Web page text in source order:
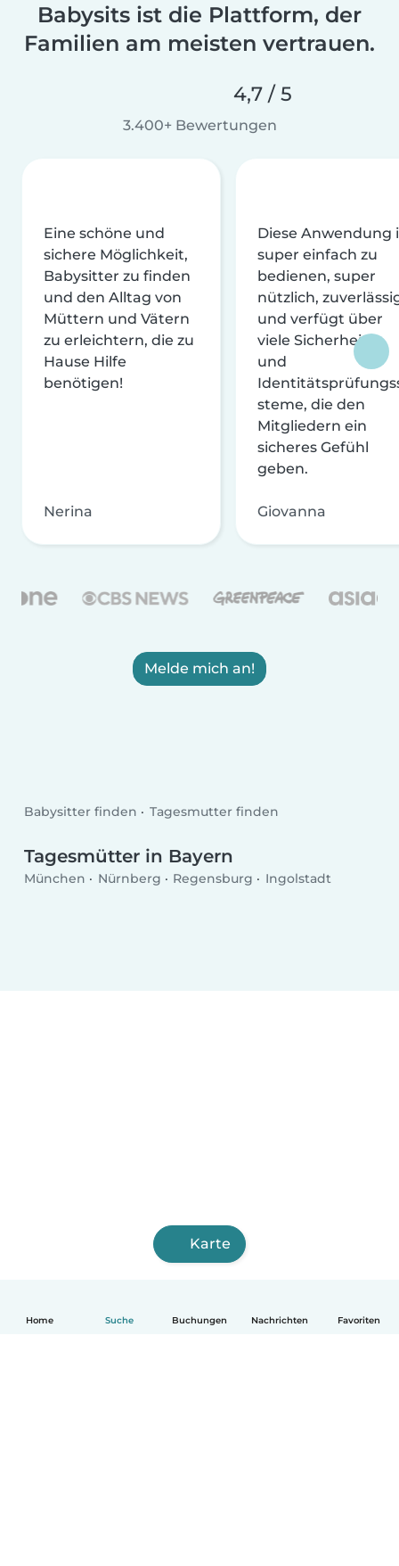
Home Suche Buchungen Nachrichten Favoriten
Babysits ist die Plattform, der
Familien am meisten vertrauen.
4,7 / 5
3.400+ Bewertungen
Eine schöne und
sichere Möglichkeit,
Babysitter zu finden
und den Alltag von
Müttern und Vätern
zu erleichtern, die zu
Hause Hilfe
benötigen!
Nerina
Diese Anwendung
super einfach zu
bedienen, super
nützlich,
und verfügt über
viele Sicherheits-
und
steme, die den
Mitgliedern ein
sicheres Gefühl
geben.
Giovanna
Melde mich an!
Babysitter finden Tagesmutter finden
Tagesmütter in Bayern
München Nürnberg Regensburg Ingolstadt
Karte